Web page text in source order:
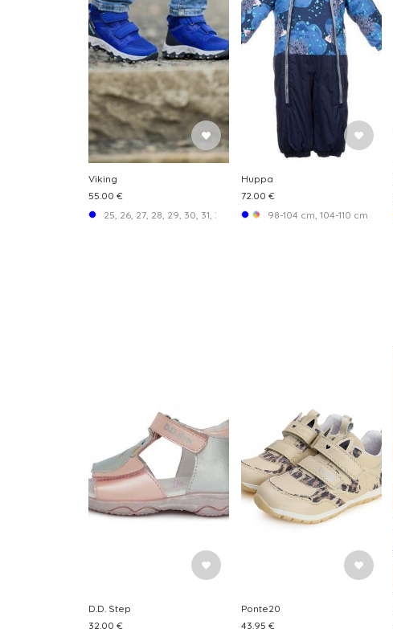
Viking
55.00 €
25, 26, 27, 28, 29, 30, 31, 32, 33
Huppa
72.00 €
98-104 cm, 104-110 cm
D.D. Step
32.00 €
Ponte20
43.95 €